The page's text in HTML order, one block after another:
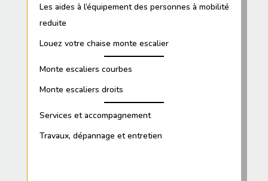
Les aides à l’équipement des personnes à mobilité
reduite
Louez votre chaise monte escalier
Monte escaliers courbes
Monte escaliers droits
Services et accompagnement
Travaux, dépannage et entretien